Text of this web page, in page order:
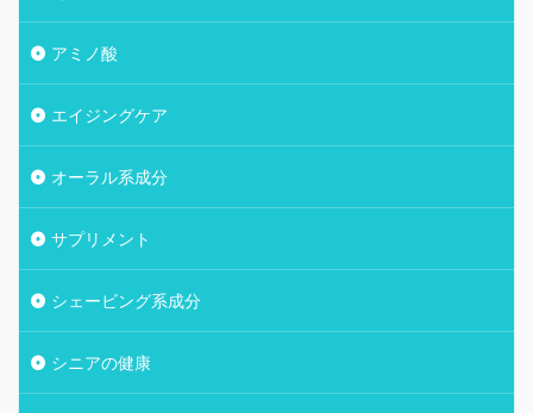
アミノ酸
エイジングケア
オーラル系成分
サプリメント
シェービング系成分
シニアの健康